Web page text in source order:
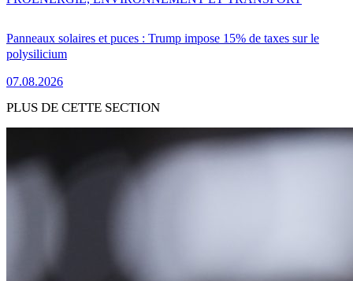
Panneaux solaires et puces : Trump impose 15% de taxes sur le
polysilicium
07.08.2026
PLUS DE CETTE SECTION